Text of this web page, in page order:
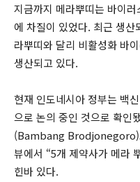
지금까지 메라뿌띠는 바이
에 차질이 있었다. 최근 생
라뿌띠와 달리 비활성화 바
생산되고 있다.
현재 인도네시아 정부는 백
으로 논의 중인 것으로 확인
(Bambang Brodjonegoro)
뷰에서 “5개 제약사가 메라
힌바 있다.